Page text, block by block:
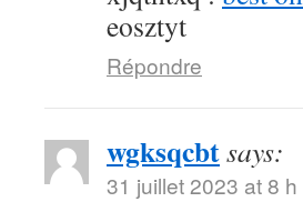
eosztyt
Répondre
wgksqcbtsays:
31 juillet 2023 at 8